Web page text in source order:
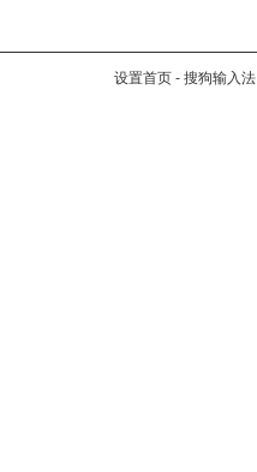
设置首页 - 搜狗输入法